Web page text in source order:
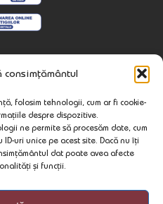
consimțământul
folosim tehnologii, cum ar fi cookie-
despre dispozitive.
ne permite să procesăm date, cum
uri unice pe acest site. Dacă nu îți
dat poate avea afecte
și funcții.
Nr. 79
Romania